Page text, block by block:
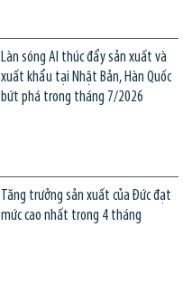
Làn sóng AI thúc đẩy sản xuất và
xuất khẩu tại Nhật Bản, Hàn Quốc
bứt phá trong tháng 7/2026
Tăng trưởng sản xuất của Đức đạt
mức cao nhất trong 4 tháng